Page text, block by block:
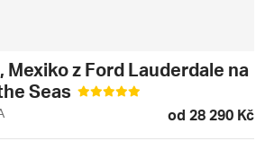
Mexiko z Ford Lauderdale na
Seas
od 28 290 Kč